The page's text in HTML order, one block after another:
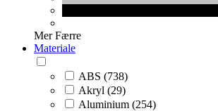
Mer Færre
Materiale
ABS (738)
Akryl (29)
Aluminium (254)